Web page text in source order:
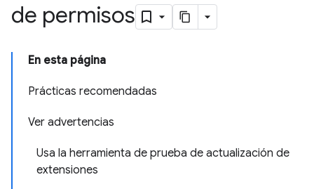
de permisos
En esta página
Prácticas recomendadas
Ver advertencias
Usa la herramienta de prueba de actualización de
extensiones